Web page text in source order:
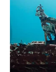
Sreća koju
LAV